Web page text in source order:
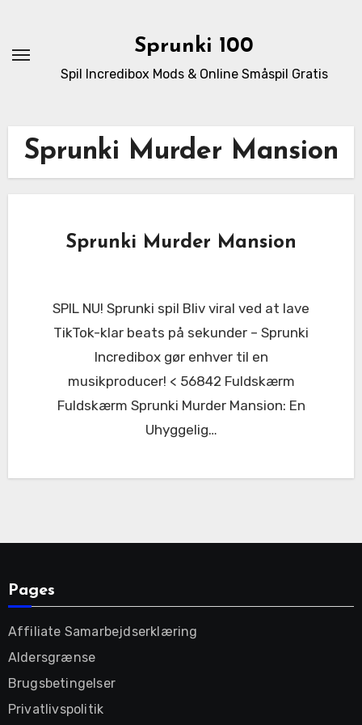
content
Sprunki 100
Spil Incredibox Mods & Online Småspil Gratis
Sprunki Murder Mansion
Sprunki Murder Mansion
SPIL NU! Sprunki spil Bliv viral ved at lave
TikTok-klar beats på sekunder – Sprunki
Incredibox gør enhver til en
musikproducer! < 56842 Fuldskærm
Fuldskærm Sprunki Murder Mansion: En
Uhyggelig…
Pages
Affiliate Samarbejdserklæring
Aldersgrænse
Brugsbetingelser
Privatlivspolitik